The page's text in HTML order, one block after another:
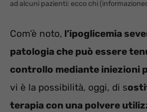
ad alcuni pazienti: ecco chi
Com’è noto, l’ipoglicemia
patologia che può essere
controllo mediante iniezioni
vi è la possibilità, oggi, di s
terapia con una polvere